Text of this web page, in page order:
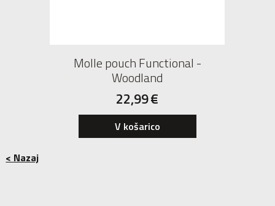
Molle pouch Functional -
Woodland
22,99€
V košarico
< Nazaj